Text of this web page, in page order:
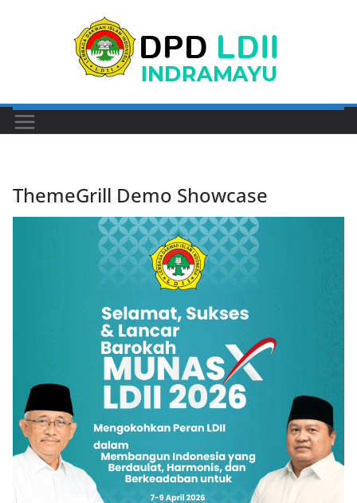
ThemeGrill Demo Showcase